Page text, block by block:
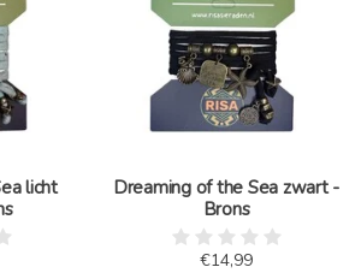
licht
Dreaming of the Sea zwart -
Brons
€14,99